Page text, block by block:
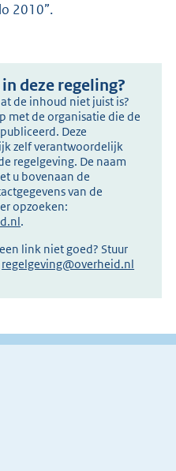
2010”.
deze regeling?
de inhoud niet juist is?
met de organisatie die de
Deze
zelf verantwoordelijk
regelgeving. De naam
u bovenaan de
van de
opzoeken:
.
link niet goed? Stuur
regelgeving@overheid.nl